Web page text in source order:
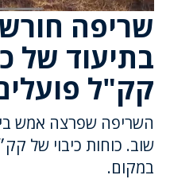
שריפה
בתיעוד של
קק"ל
השריפה שפרצה אמש
שוב. כוחות כיבוי של
במקום.